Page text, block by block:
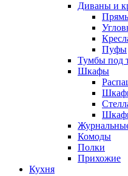
Диваны и
Пуфы
Тумбы под
Шкафы
Комоды
Полки
Прихожие
Кухня